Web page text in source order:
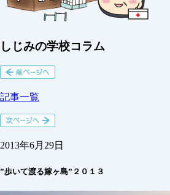
しじみの学校コラム
記事一覧
2013年6月29日
”歩いて渡る嫁ヶ島”２０１３